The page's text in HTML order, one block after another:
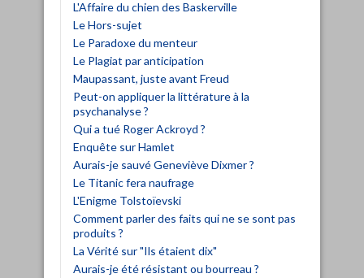
L'Affaire du chien des Baskerville
Le Hors-sujet
Le Paradoxe du menteur
Le Plagiat par anticipation
Maupassant, juste avant Freud
Peut-on appliquer la littérature à la
psychanalyse ?
Qui a tué Roger Ackroyd ?
Enquête sur Hamlet
Aurais-je sauvé Geneviève Dixmer ?
Le Titanic fera naufrage
L'Enigme Tolstoïevski
Comment parler des faits qui ne se sont pas
produits ?
La Vérité sur "Ils étaient dix"
Aurais-je été résistant ou bourreau ?